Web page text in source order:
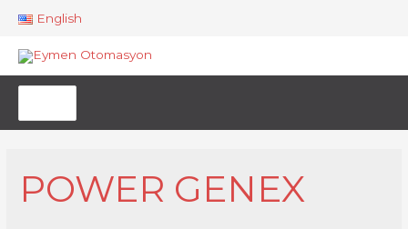
English
POWER GENEX